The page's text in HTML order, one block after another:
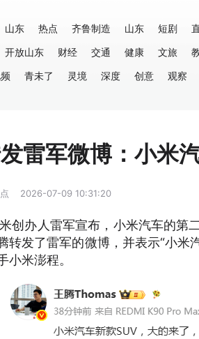
山东 热点 齐鲁制造 山东 短剧
开放山东 财经 交通 健康 文旅
青未了 灵境 深度 创意 观察
雷军微博：小米
2026-07-09 10:31:20
创办人雷军宣布，小米汽车的第
转发了雷军的微博，并表示“小米
小米澎程。